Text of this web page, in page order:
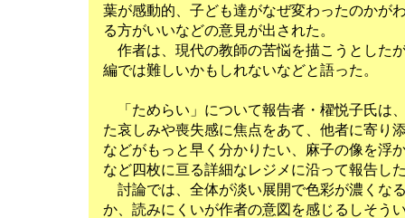
葉が感動的、子ども達がなぜ変わったのかが
る方がいいなどの意見が出された。
作者は、現代の教師の苦悩を描こうとした
編では難しいかもしれないなどと語った。
「ためらい」について報告者・櫂悦子氏は
た哀しみや喪失感に焦点をあて、他者に寄り
などがもっと早く分かりたい、麻子の像を浮
など四枚に亘る詳細なレジメに沿って報告し
討論では、全体が淡い展開で色彩が濃くな
か、読みにくいが作者の意図を感じるしそう